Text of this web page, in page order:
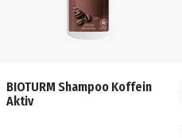
BIOTURM Shampoo Koffein
Aktiv